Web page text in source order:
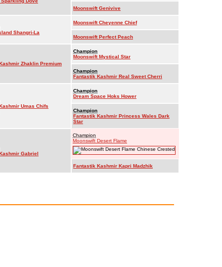
Moonswift Genivive
Shangri-La
Moonswift Cheyenne Chief
Moonswift Perfect Peach
Zhaklin Premium
Champion
Moonswift Mystical Star
Champion
Fantastik Kashmir Real Sweet Cherri
Umas Chifs
Champion
Dream Space Hoks Hower
Champion
Fantastik Kashmir Princess Wales Dark
Star
Gabriel
Champion
Moonswift Desert Flame
Fantastik Kashmir Kapri Madzhik